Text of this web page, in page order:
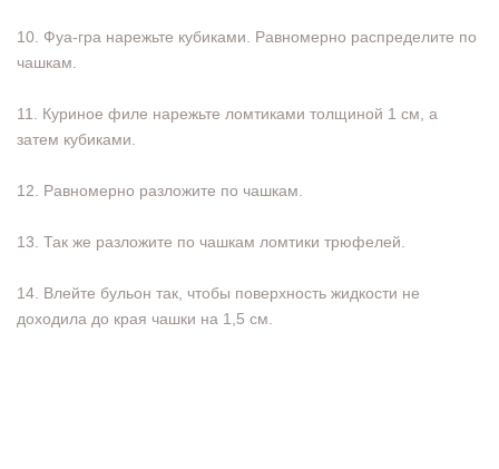
10. Фуа-гра нарежьте кубиками. Равномерно распределите по
чашкам.
11. Куриное филе нарежьте ломтиками толщиной 1 см, а
затем кубиками.
12. Равномерно разложите по чашкам.
13. Так же разложите по чашкам ломтики трюфелей.
14. Влейте бульон так, чтобы поверхность жидкости не
доходила до края чашки на 1,5 см.